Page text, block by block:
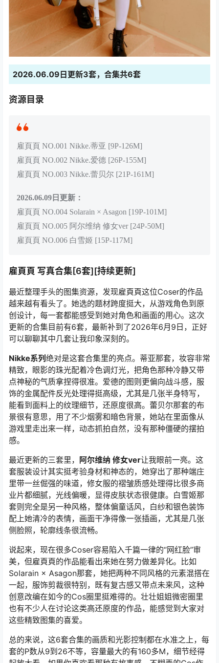
2026.06.09日更新3套，合集共6套
资源目录
雇頁頁 NO.001 Nikke.蒂亚 [9P-126M]
雇頁頁 NO.002 Nikke.爱德 [26P-155M]
雇頁頁 NO.003 Nikke.蕾贝尔 [21P-161M]
2026.06.09日更新：
雇頁頁 NO.004 Solarain × Asagon [19P-101M]
雇頁頁 NO.005 阿尔维纳 修女ver [24P-50M]
雇頁頁 NO.006 白雪姬 [15P-117M]
雇頁頁 写真合集[6套][持续更新]
最近整理手头的图集资源，发现雇頁頁这位Coser的作品
越来越有看头了。她选的题材跨度挺大，从游戏角色到原
创设计，每一套都能感受到她对角色和画面的用心。这次
更新的合集目前有6套，最新补到了2026年6月9日，正好
可以聊聊其中几套让我印象深刻的。
Nikke系列 绝对是这套合集里的亮点。蒂亚那套，妆容非常
精致，眼影的珠光配着冷色调灯光，把角色那种冷静又带
点神秘的气质拿捏得很准。爱德的图则更偏向战斗感，服
饰的金属配件反光处理得挺高级，尤其是几张半身特写，
能看到面料上的纹理细节，还原度很高。蕾贝尔那套的布
景很有意思，用了不少烟雾和暗色背景，她站在里面像从
游戏里走出来一样，动态抓拍自然，没有那种僵硬的摆拍
感。
最近更新的三套里， 阿尔维纳 修女ver让我眼前一亮。这
套服装设计其实挺考验身材和神态的，她穿出了那种端庄
里带一丝倔强的味道，修女服的褶皱质感处理得比很多商
业片都细腻，光线偏暖，显得皮肤状态很健康。白雪姬那
套则完全是另一种风格，整体偏童话风，白纱和银色装饰
配上她清冷的表情，画面干净得像一张插画，尤其是几张
侧脸照，轮廓线条很流畅。
说起来，现在很多Coser容易陷入千篇一律的“网红脸”审
美，但雇頁頁的作品能看出来她在努力做差异化。比如
Solarain × Asagon那套，她把两种不同风格的元素混搭在
一起，服饰剪裁很特别，既有复古感又带点未来风，这种
创意改编在如今的Cos圈里挺难得的。壮壮姐姐微密圈里
也有不少人在讨论这类高还原度的作品，能感觉到大家对
这些精致图集的喜爱。
总的来说，这6套合集的画质和光影控制都在水准之上，每
套的P数从9到26不等，容量最大的有160多M，细节经得